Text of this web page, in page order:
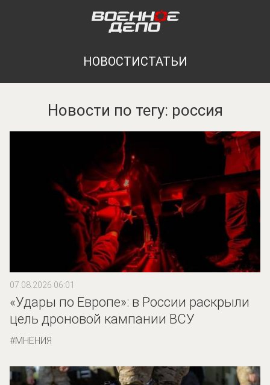
НОВОСТИСТАТЬИ
Новости по тегу: россия
07.08.2026 06:01
«Удары по Европе»: в России раскрыли
цель дроновой кампании ВСУ
МНЕНИЯ